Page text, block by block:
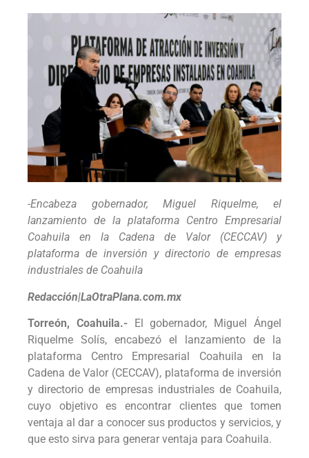
-Encabeza gobernador, Miguel Riquelme, el
lanzamiento de la plataforma Centro Empresarial
Coahuila en la Cadena de Valor (CECCAV) y
plataforma de inversión y directorio de empresas
industriales de Coahuila
Redacción|LaOtraPlana.com.mx
Torreón, Coahuila.-El gobernador, Miguel Ángel
Riquelme Solís, encabezó el lanzamiento de la
plataforma Centro Empresarial Coahuila en la
Cadena de Valor (CECCAV), plataforma de inversión
y directorio de empresas industriales de Coahuila,
cuyo objetivo es encontrar clientes que tomen
ventaja al dar a conocer sus productos y servicios, y
que esto sirva para generar ventaja para Coahuila.